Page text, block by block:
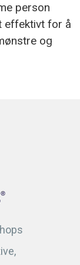
person
effektivt for å
og